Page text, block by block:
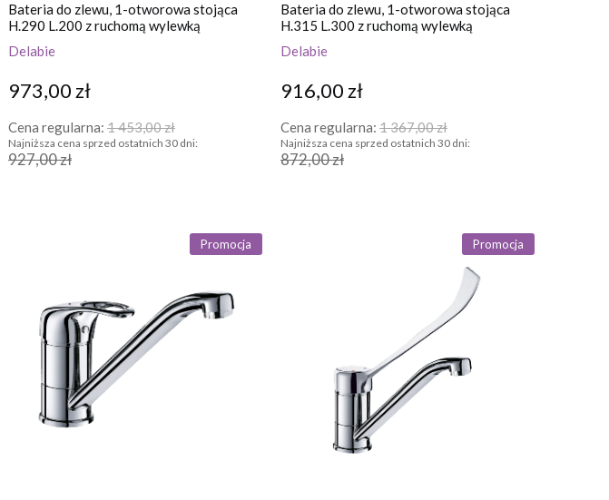
Bateria do zlewu, 1-otworowa stojąca
H.290 L.200 z ruchomą wylewką
Delabie
973,00 zł
Cena regularna: 1 453,00 zł
Najniższa cena sprzed ostatnich 30 dni:
927,00 zł
Bateria do zlewu, 1-otworowa stojąca
H.315 L.300 z ruchomą wylewką
Delabie
916,00 zł
Cena regularna: 1 367,00 zł
Najniższa cena sprzed ostatnich 30 dni:
872,00 zł
Promocja Promocja